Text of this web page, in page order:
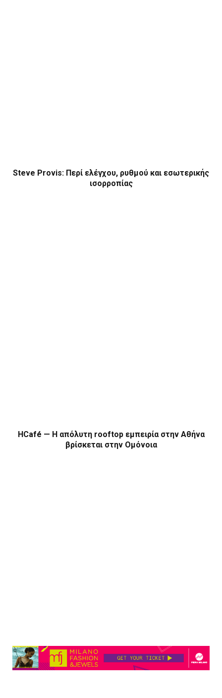
Steve Provis: Περί ελέγχου, ρυθμού και εσωτερικής
ισορροπίας
HCafé — Η απόλυτη rooftop εμπειρία στην Αθήνα
βρίσκεται στην Ομόνοια